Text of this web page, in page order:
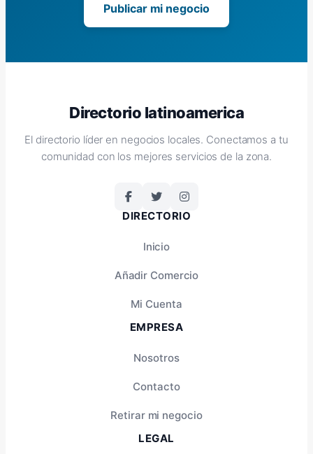
Publicar mi negocio
Directorio latinoamerica
El directorio líder en negocios locales. Conectamos a tu
comunidad con los mejores servicios de la zona.
DIRECTORIO
Inicio
Añadir Comercio
Mi Cuenta
EMPRESA
Nosotros
Contacto
Retirar mi negocio
LEGAL